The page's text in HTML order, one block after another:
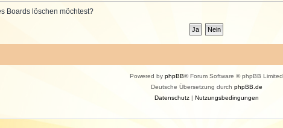
Boards löschen möchtest?
Powered by phpBB® Forum Software © phpBB Limited
Deutsche Übersetzung durch phpBB.de
Datenschutz| Nutzungsbedingungen